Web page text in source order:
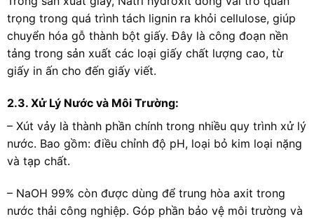
trọng trong quá trình tách lignin ra khỏi cellulose, giúp
chuyển hóa gỗ thành bột giấy. Đây là công đoạn nền
tảng trong sản xuất các loại giấy chất lượng cao, từ
giấy in ấn cho đến giấy viết.
2.3. Xử Lý Nước và Môi Trường:
– Xút vảy là thành phần chính trong nhiều quy trình xử lý
nước. Bao gồm: điều chỉnh độ pH, loại bỏ kim loại nặng
và tạp chất.
– NaOH 99% còn được dùng để trung hòa axit trong
nước thải công nghiệp. Góp phần bảo vệ môi trường và